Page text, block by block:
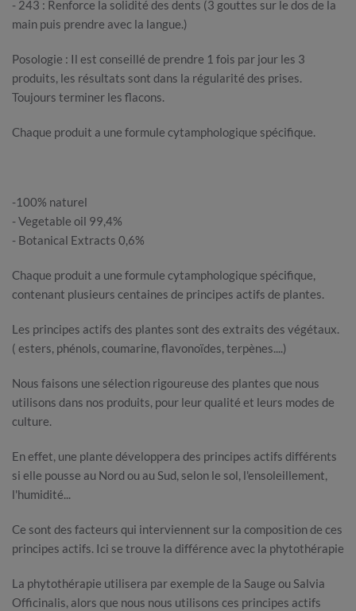
- 243 : Renforce la solidité des dents (3 gouttes sur le dos de la
main puis prendre avec la langue.)
Posologie : Il est conseillé de prendre 1 fois par jour les 3
produits, les résultats sont dans la régularité des prises.
Toujours terminer les flacons.
Chaque produit a une formule cytamphologique spécifique.
-100% naturel
- Vegetable oil 99,4%
- Botanical Extracts 0,6%
Chaque produit a une formule cytamphologique spécifique,
contenant plusieurs centaines de principes actifs de plantes.
Les principes actifs des plantes sont des extraits des végétaux.
( esters, phénols, coumarine, flavonoïdes, terpènes....)
Nous faisons une sélection rigoureuse des plantes que nous
utilisons dans nos produits, pour leur qualité et leurs modes de
culture.
En effet, une plante développera des principes actifs différents
si elle pousse au Nord ou au Sud, selon le sol, l'ensoleillement,
l'humidité...
Ce sont des facteurs qui interviennent sur la composition de ces
principes actifs. Ici se trouve la différence avec la phytothérapie
La phytothérapie utilisera par exemple de la Sauge ou Salvia
Officinalis, alors que nous nous utilisons ces principes actifs